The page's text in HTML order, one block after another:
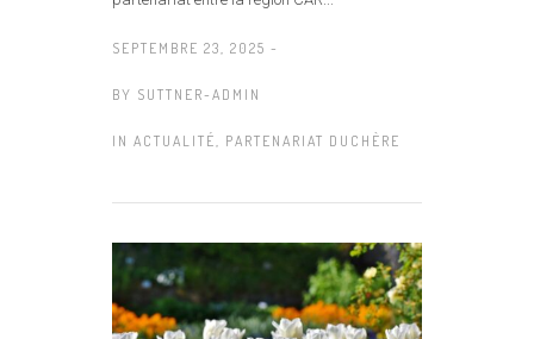
SEPTEMBRE 23, 2025 -
BY SUTTNER-ADMIN
IN ACTUALITÉ, PARTENARIAT DUCHÈRE